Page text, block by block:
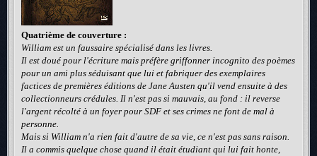
Quatrième de couverture :
William est un faussaire spécialisé dans les livres.
Il est doué pour l'écriture mais préfère griffonner incognito des poèmes
pour un ami plus séduisant que lui et fabriquer des exemplaires
factices de premières éditions de Jane Austen qu'il vend ensuite à des
collectionneurs crédules. Il n'est pas si mauvais, au fond : il reverse
l'argent récolté à un foyer pour SDF et ses crimes ne font de mal à
personne.
Mais si William n'a rien fait d'autre de sa vie, ce n'est pas sans raison.
Il a commis quelque chose quand il était étudiant qui lui fait honte,